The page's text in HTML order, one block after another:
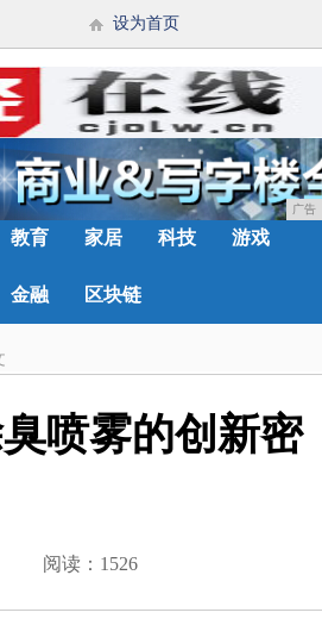
设为首页
广告
教育 家居 科技 游戏
金融 区块链
喷雾的创新密
阅读：1526